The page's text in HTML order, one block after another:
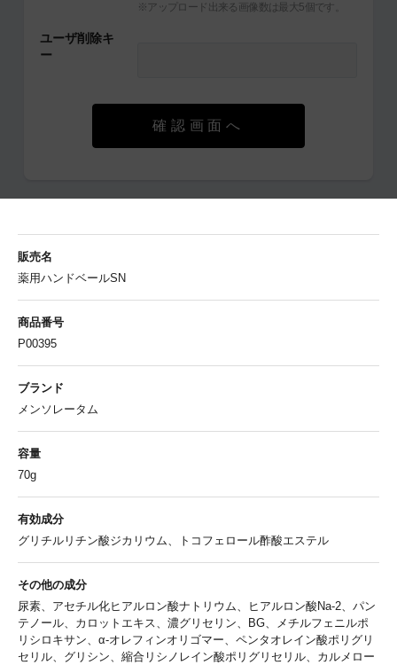
※アップロード出来る画像数は最大5個です。
ユーザ削除キ
ー
確認画面へ
販売名
薬用ハンドベールSN
商品番号
P00395
ブランド
メンソレータム
容量
70g
有効成分
グリチルリチン酸ジカリウム、トコフェロール酢酸エステル
その他の成分
尿素、アセチル化ヒアルロン酸ナトリウム、ヒアルロン酸Na-2、パン
テノール、カロットエキス、濃グリセリン、BG、メチルフェニルポ
リシロキサン、α-オレフィンオリゴマー、ペンタオレイン酸ポリグリ
セリル、グリシン、縮合リシノレイン酸ポリグリセリル、カルメロー